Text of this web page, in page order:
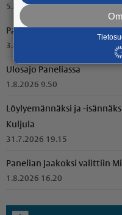
5.8.2026 15.50
Paneliapäivä tuo yhteen
3.8.2026 10.15
Ulosajo Paneliassa
1.8.2026 9.50
Löylyemännäksi ja -
Kuljula
31.7.2026 19.15
Panelian Jaakoksi valittiin
1.8.2026 16.20